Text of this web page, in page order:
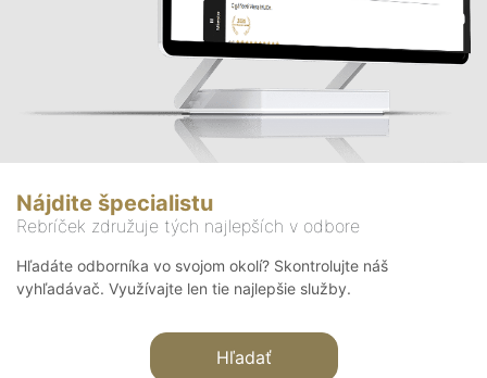
Nájdite špecialistu
Rebríček združuje tých najlepších v odbore
Hľadáte odborníka vo svojom okolí? Skontrolujte náš
vyhľadávač. Využívajte len tie najlepšie služby.
Hľadať